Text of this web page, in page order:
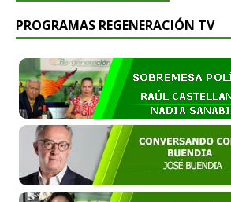
PROGRAMAS REGENERACIÓN TV